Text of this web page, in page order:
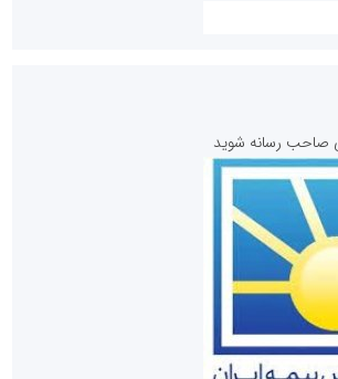
گزارش خبر
صاحب رسانه شوید